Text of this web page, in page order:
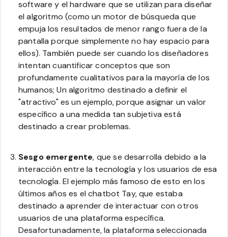
software y el hardware que se utilizan para diseñar
el algoritmo (como un motor de búsqueda que
empuja los resultados de menor rango fuera de la
pantalla porque simplemente no hay espacio para
ellos). También puede ser cuando los diseñadores
intentan cuantificar conceptos que son
profundamente cualitativos para la mayoría de los
humanos; Un algoritmo destinado a definir el
"atractivo" es un ejemplo, porque asignar un valor
específico a una medida tan subjetiva está
destinado a crear problemas.
Sesgo emergente, que se desarrolla debido a la
interacción entre la tecnología y los usuarios de esa
tecnología. El ejemplo más famoso de esto en los
últimos años es el chatbot Tay, que estaba
destinado a aprender de interactuar con otros
usuarios de una plataforma específica.
Desafortunadamente, la plataforma seleccionada